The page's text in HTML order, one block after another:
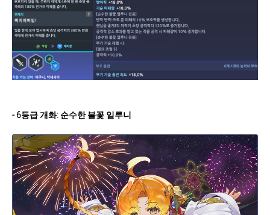
- 6등급 개화: 순수한 불꽃 일루니